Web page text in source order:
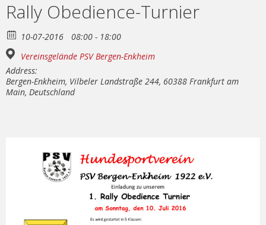
Rally Obedience-Turnier
10-07-2016
08:00 - 18:00
Vereinsgelände PSV Bergen-Enkheim
Address:
Bergen-Enkheim, Vilbeler Landstraße 244, 60388 Frankfurt am
Main, Deutschland